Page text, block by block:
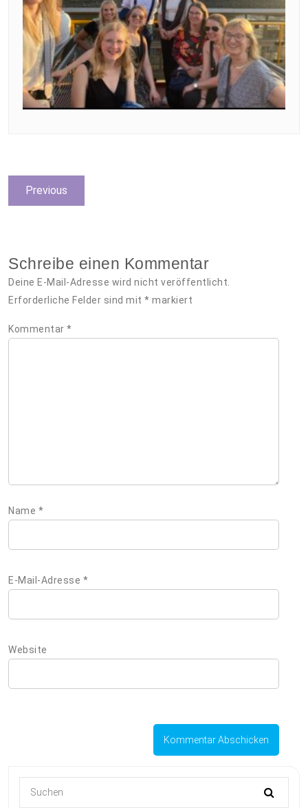
Beitragsnavigation
Previous
post:
Schreibe einen Kommentar
Deine E-Mail-Adresse wird nicht veröffentlicht.
Erforderliche Felder sind mit * markiert
Kommentar *
Name *
E-Mail-Adresse *
Website